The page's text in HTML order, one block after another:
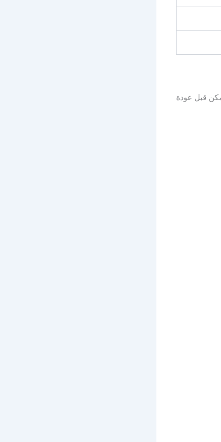
قبل عودة